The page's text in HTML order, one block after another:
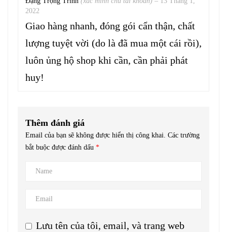
2022
Giao hàng nhanh, đóng gói cẩn thận, chất
lượng tuyệt vời (do là đã mua một cái rồi),
luôn ủng hộ shop khi cần, cần phải phát
huy!
Thêm đánh giá
Email của bạn sẽ không được hiển thị công khai. Các trường
bắt buộc được đánh dấu *
Lưu tên của tôi, email, và trang web